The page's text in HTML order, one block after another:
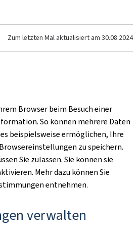
Zum letzten Mal aktualisiert am 30.08.2024
Browser beim Besuch einer
So können mehrere Daten
beispielsweise ermöglichen, Ihre
zu speichern.
Sie zulassen. Sie können sie
Mehr dazu können Sie
entnehmen.
verwalten